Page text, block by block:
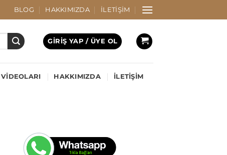
BLOG HAKKIMIZDA İLETIŞIM
GIRIŞ YAP / ÜYE OL
HAKKIMIZDA İLETIŞIM